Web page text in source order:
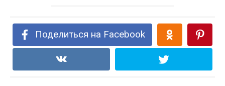
Поделиться на Facebook